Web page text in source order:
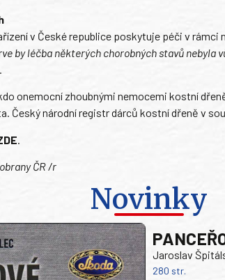
v České republice poskytuje péči v
by léčba některých chorobných stavů nebyla
onemocní zhoubnými nemocemi kostní
Český národní registr dárců kostní dřeně v
ČR /r
Novinky
Jaroslav
280 str.